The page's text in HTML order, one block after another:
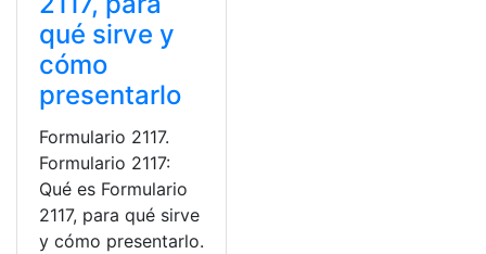
qué sirve y
cómo
presentarlo
Formulario 2117.
Formulario 2117:
Qué es Formulario
2117, para qué sirve
y cómo presentarlo.